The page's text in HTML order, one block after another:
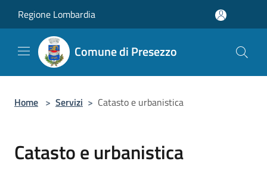
Regione Lombardia
Comune di Presezzo
Home > Servizi > Catasto e urbanistica
Catasto e urbanistica